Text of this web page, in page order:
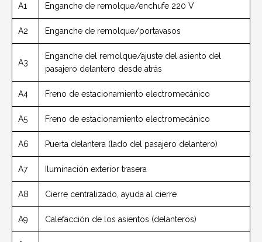
A1 Enganche de remolque/enchufe 220 V
A2 Enganche de remolque/portavasos
A3
Enganche del remolque/ajuste del asiento del
pasajero delantero desde atrás
A4 Freno de estacionamiento electromecánico
A5 Freno de estacionamiento electromecánico
A6 Puerta delantera (lado del pasajero delantero)
A7 Iluminación exterior trasera
A8 Cierre centralizado, ayuda al cierre
A9 Calefacción de los asientos (delanteros)